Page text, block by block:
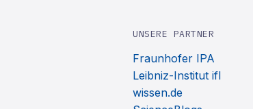
UNSERE PARTNER
Fraunhofer IPA
Leibniz-Institut ifl
wissen.de